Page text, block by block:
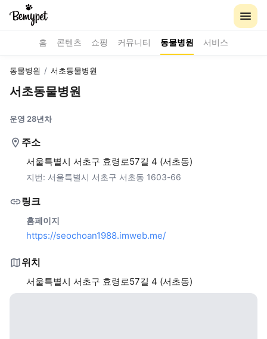
홈 콘텐츠 쇼핑 커뮤니티 동물병원 서비스
동물병원 / 서초동물병원
서초동물병원
운영 28년차
주소
서울특별시 서초구 효령로57길 4 (서초동)
지번: 서울특별시 서초구 서초동 1603-66
링크
홈페이지
https://seochoan1988.imweb.me/
위치
서울특별시 서초구 효령로57길 4 (서초동)